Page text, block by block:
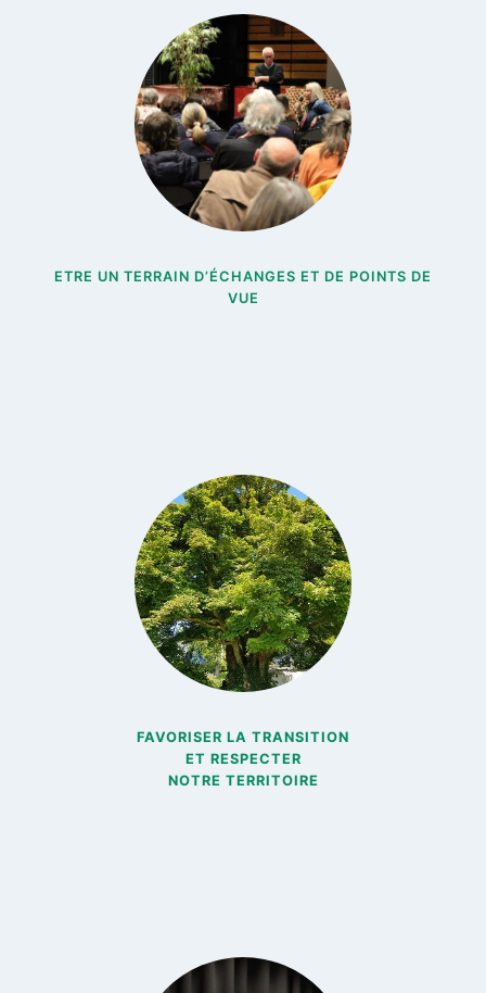
ETRE UN TERRAIN D’ÉCHANGES ET DE POINTS DE
VUE
FAVORISER LA TRANSITION
ET RESPECTER
NOTRE TERRITOIRE